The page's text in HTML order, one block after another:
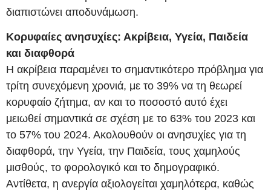
διαπιστώνει αποδυνάμωση.
Κορυφαίες ανησυχίες: Ακρίβεια, Υγεία, Παιδεία
και διαφθορά
Η ακρίβεια παραμένει το σημαντικότερο πρόβλημα για
τρίτη συνεχόμενη χρονιά, με το 39% να τη θεωρεί
κορυφαίο ζήτημα, αν και το ποσοστό αυτό έχει
μειωθεί σημαντικά σε σχέση με το 63% του 2023 και
το 57% του 2024. Ακολουθούν οι ανησυχίες για τη
διαφθορά, την Υγεία, την Παιδεία, τους χαμηλούς
μισθούς, το φορολογικό και το δημογραφικό.
Αντίθετα, η ανεργία αξιολογείται χαμηλότερα, καθώς